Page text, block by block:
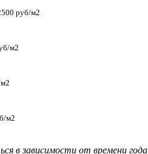
руб/м2
м2
м2
в зависимости от времени года